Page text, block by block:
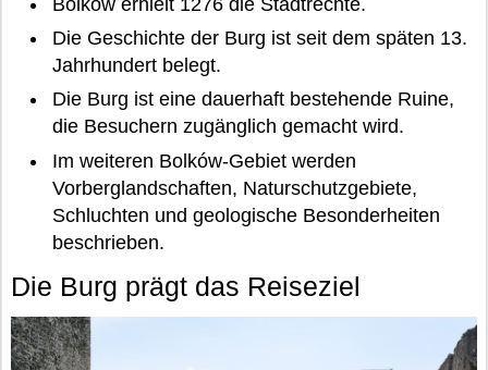
Bolków erhielt 1276 die Stadtrechte.
Die Geschichte der Burg ist seit dem späten 13.
Jahrhundert belegt.
Die Burg ist eine dauerhaft bestehende Ruine,
die Besuchern zugänglich gemacht wird.
Im weiteren Bolków-Gebiet werden
Vorberglandschaften, Naturschutzgebiete,
Schluchten und geologische Besonderheiten
beschrieben.
Die Burg prägt das Reiseziel